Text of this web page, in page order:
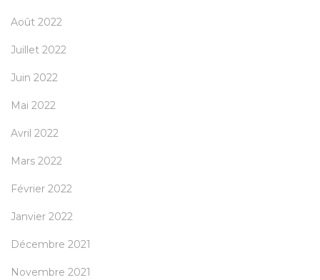
Août 2022
Juillet 2022
Juin 2022
Mai 2022
Avril 2022
Mars 2022
Février 2022
Janvier 2022
Décembre 2021
Novembre 2021